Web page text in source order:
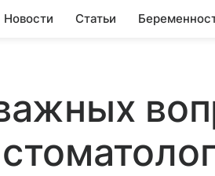
Новости Статьи